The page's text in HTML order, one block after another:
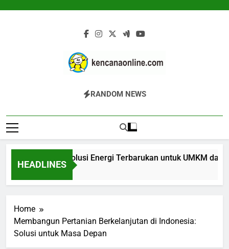
Kencana Online
Jasa Pengelolaan Sampah Kawasan
Dan Industri
RANDOM NEWS
HEADLINES
Biomassa: Solusi Energi Terbarukan untuk UMKM dan
Home
Membangun Pertanian Berkelanjutan di Indonesia:
Solusi untuk Masa Depan